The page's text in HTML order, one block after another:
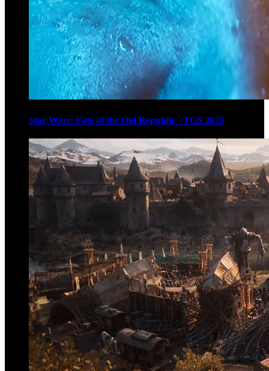
Star Wars: Fate of the Old Republic - TGS 2025